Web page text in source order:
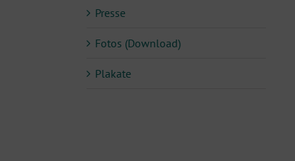
Presse
Fotos (Download)
Plakate